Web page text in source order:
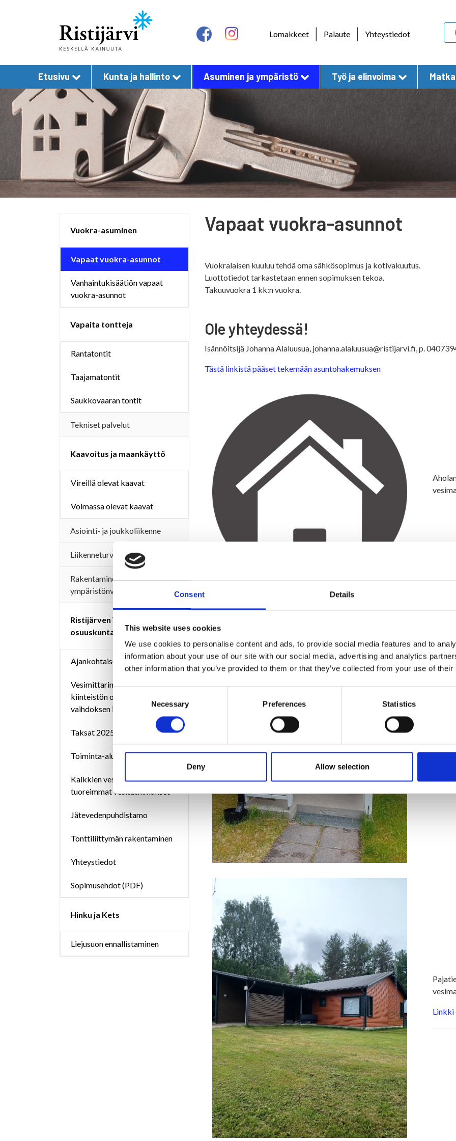
Consent Details
This website uses cookies
We use cookies to personalise content and ads, to provide social media features and to
information about your use of our site with our social media, advertising and analytics
other information that you’ve provided to them or that they’ve collected from your use of
Necessary Preferences Statistics
Deny Allow selection
Lomakkeet | Palaute | Yhteystiedot
Etusivu Kunta ja hallinto Asuminen ja ympäristö Työ ja elinvoima
Vuokra-asuminen
Vapaat vuokra-asunnot
Vanhaintukisäätiön vapaat
vuokra-asunnot
Vapaita tontteja
Rantatontit
Taajamatontit
Saukkovaaran tontit
Tekniset palvelut
Kaavoitus ja maankäyttö
Vireillä olevat kaavat
Voimassa olevat kaavat
Asiointi- ja joukkoliikenne
Liikenneturvallisuustyö
Rakentaminen ja
ympäristönvalvonta
Ristijärven Vesihuolto-
osuuskunta
Ajankohtaiset tiedotteet
Vesimittarin lukeman- ja
kiinteistön omistajan
vaihdoksen ilmoitus
Taksat 2025
Toiminta-alueet
Kaikkien vesilaitosten
tuoreimmat vesitutkimukset
Jätevedenpuhdistamo
Tonttiliittymän rakentaminen
Yhteystiedot
Sopimusehdot (PDF)
Hinku ja Kets
Liejusuon ennallistaminen
Vapaat vuokra-asunnot
Vuokralaisen kuuluu tehdä oma sähkösopimus ja kotivakuutus.
Luottotiedot tarkastetaan ennen sopimuksen tekoa.
Takuuvuokra 1 kk:n vuokra.
Ole yhteydessä!
Isännöitsijä Johanna Alaluusua, johanna.alaluusua@ristijarvi.fi, p.
Tästä linkistä pääset tekemään asuntohakemuksen
Linkki